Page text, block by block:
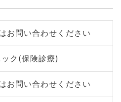
お問い合わせください
ック(保険診療)
お問い合わせください